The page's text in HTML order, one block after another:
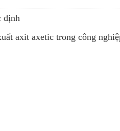
định
axit axetic trong công